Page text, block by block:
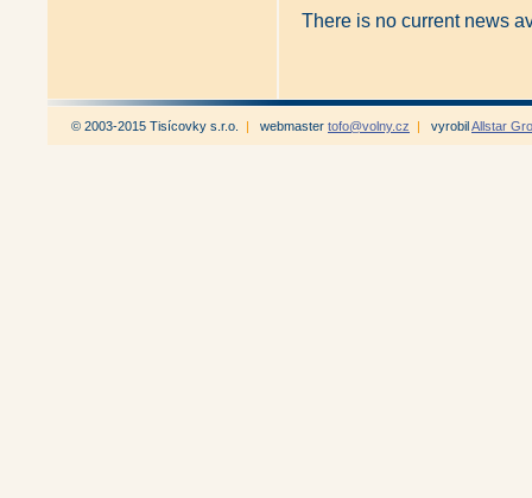
There is no current news
© 2003-2015 Tisícovky s.r.o. | webmaster tofo@volny.cz | vyrobilAllstar